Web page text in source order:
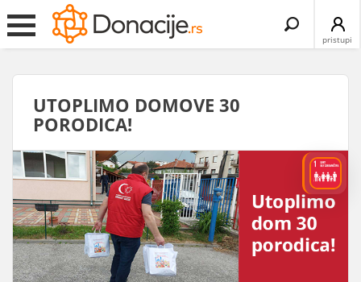
pristupi
Search
UTOPLIMO DOMOVE 30
PORODICA!